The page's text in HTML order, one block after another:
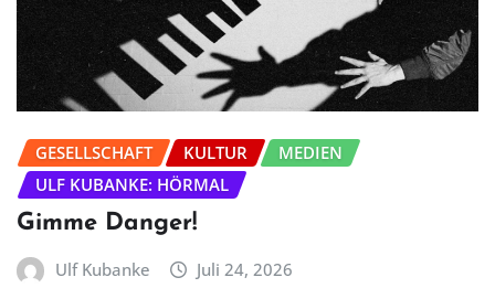
GESELLSCHAFT KULTUR
MEDIEN
ULF KUBANKE: HÖRMAL
Gimme Danger!
Ulf Kubanke Juli 24, 2026